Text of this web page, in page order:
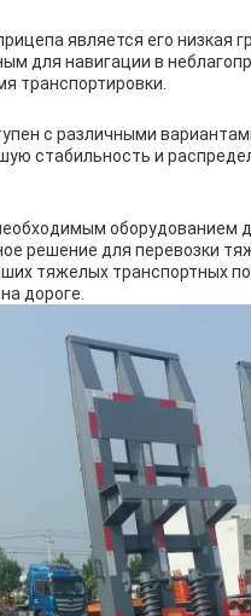
является его низкая
для навигации в
транспортировки.
с различными
стабильность и
решение для перевозки
тяжелых транспортных
дороге.